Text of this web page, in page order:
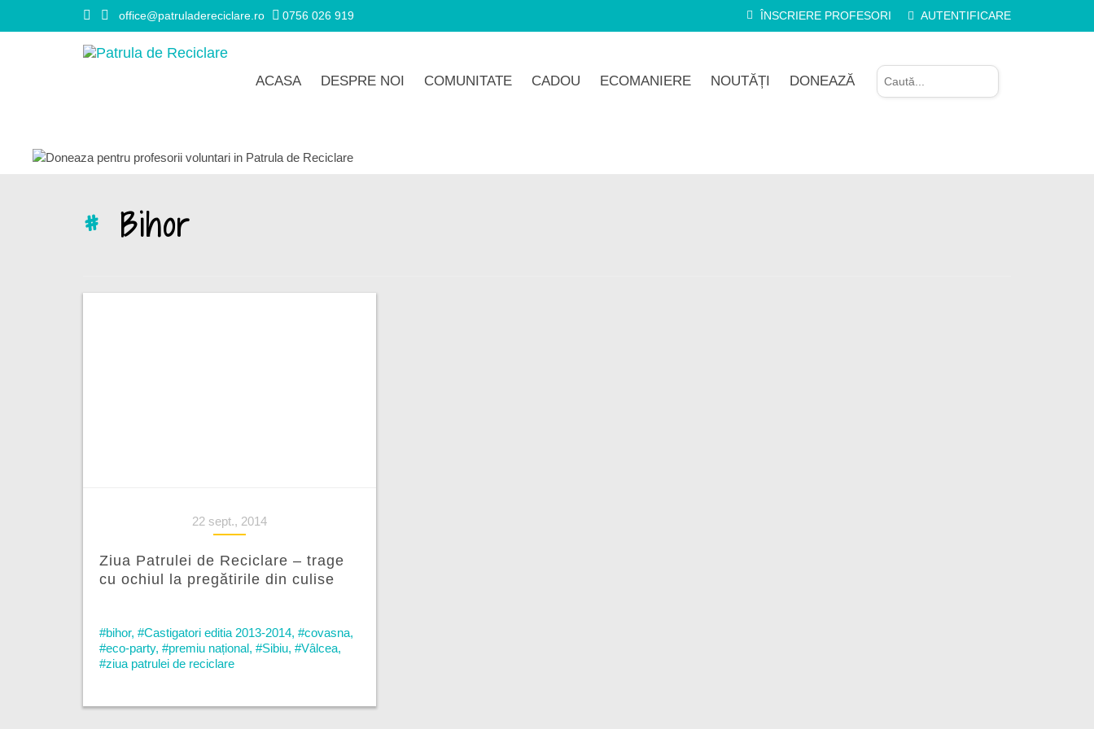
office@patruladereciclare.ro 0756 026 919 ÎNSCRIERE PROFESORI AUTENTIFICARE
ACASA DESPRE NOI COMUNITATE CADOU ECOMANIERE NOUTĂȚI DONEAZĂ
# Bihor
22 sept., 2014
Ziua Patrulei de Reciclare – trage
cu ochiul la pregătirile din culise
#bihor, #Castigatori editia 2013-2014, #covasna,
#eco-party, #premiu național, #Sibiu, #Vâlcea,
#ziua patrulei de reciclare